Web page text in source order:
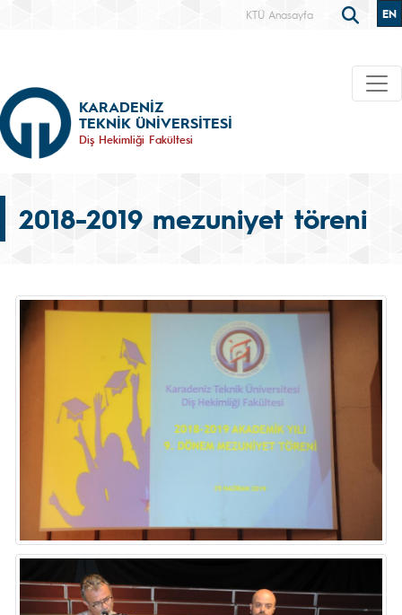
KTÜ Anasayfa EN
KARADENİZ
TEKNİK ÜNİVERSİTESİ
Diş Hekimliği Fakültesi
2018-2019 mezuniyet töreni